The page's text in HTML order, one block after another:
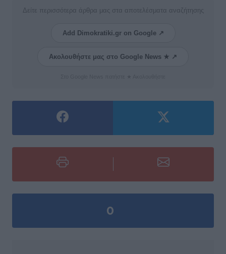
Δείτε περισσότερα άρθρα μας στα αποτελέσματα αναζήτησης
Add Dimokratiki.gr on Google ↗
Ακολουθήστε μας στο Google News ★ ↗
0